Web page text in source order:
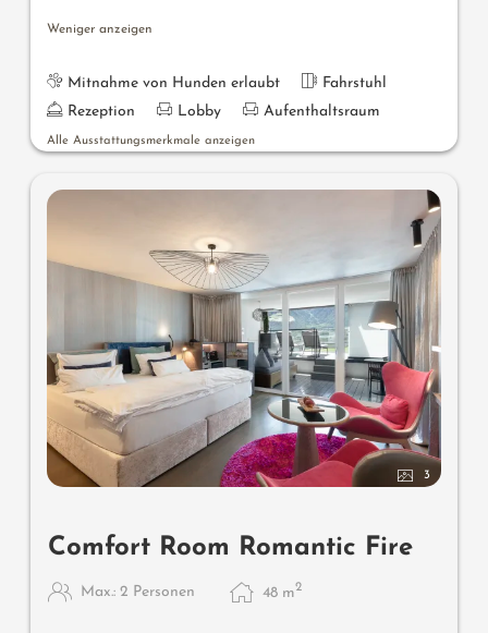
Weniger anzeigen
Mitnahme von Hunden erlaubt
Fahrstuhl
Rezeption
Lobby Aufenthaltsraum
Alle Ausstattungsmerkmale anzeigen
3
Comfort Room Romantic Fire
Max.: 2 Personen 48 m2